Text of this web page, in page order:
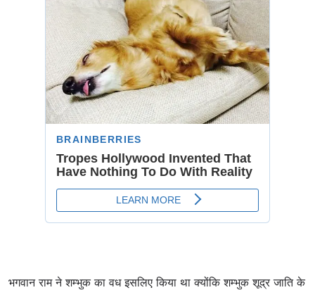
भगवान राम ने शम्भुक का वध इसलिए किया था क्योंकि शम्भुक शूद्र जाति के